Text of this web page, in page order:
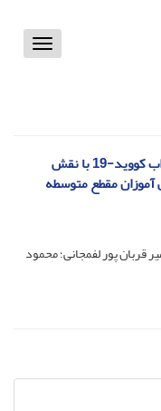
Toggle
مدل یابی اهمال کاری تحصیلی بر اساس اضطراب کووید-19 با نقش
آموزان مقطع متوسطه
قربان پور لفمجانی؛ محمود